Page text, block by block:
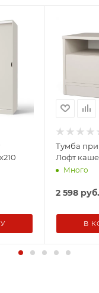
Тумба
Лофт
Много
2 598 руб.
В